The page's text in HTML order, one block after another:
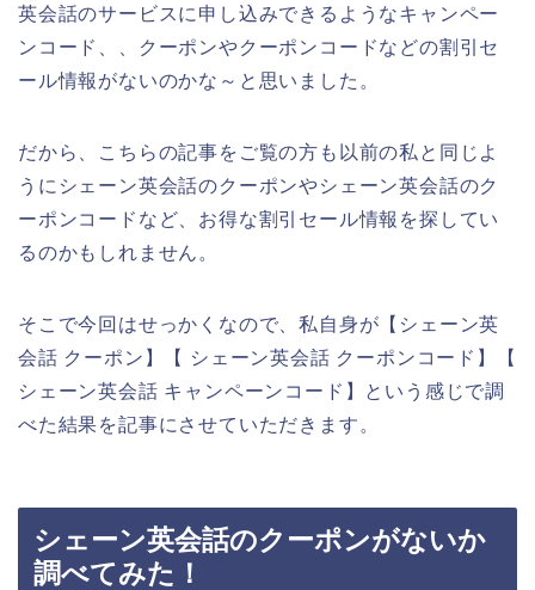
英会話のサービスに申し込みできるようなキャンペー
ンコード、、クーポンやクーポンコードなどの割引セ
ール情報がないのかな～と思いました。
だから、こちらの記事をご覧の方も以前の私と同じよ
うにシェーン英会話のクーポンやシェーン英会話のク
ーポンコードなど、お得な割引セール情報を探してい
るのかもしれません。
そこで今回はせっかくなので、私自身が【シェーン英
会話 クーポン】【 シェーン英会話 クーポンコード】【
シェーン英会話 キャンペーンコード】という感じで調
べた結果を記事にさせていただきます。
シェーン英会話のクーポンがないか
調べてみた！